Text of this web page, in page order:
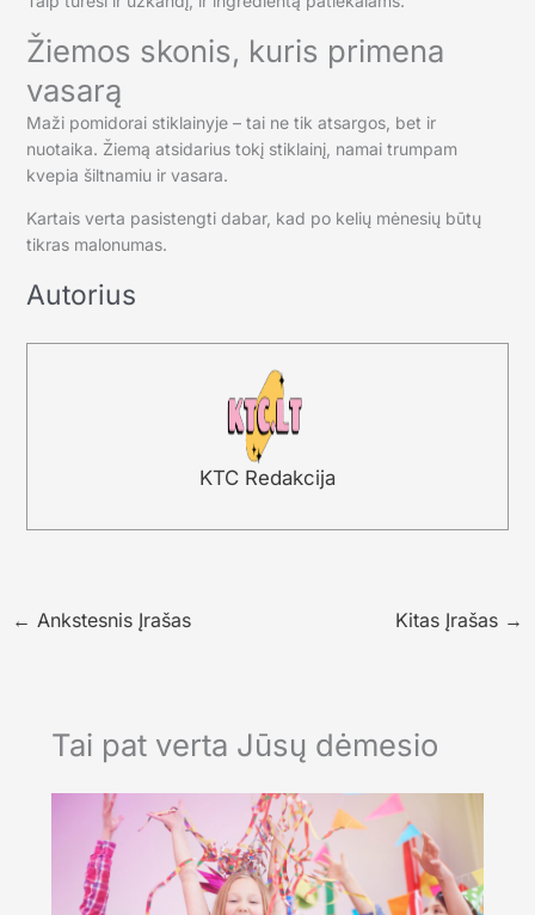
Žiemos skonis, kuris primena
vasarą
Maži pomidorai stiklainyje – tai ne tik atsargos, bet ir
nuotaika. Žiemą atsidarius tokį stiklainį, namai trumpam
kvepia šiltnamiu ir vasara.
Kartais verta pasistengti dabar, kad po kelių mėnesių būtų
tikras malonumas.
Autorius
KTC Redakcija
← Ankstesnis Įrašas Kitas Įrašas →
Tai pat verta Jūsų dėmesio